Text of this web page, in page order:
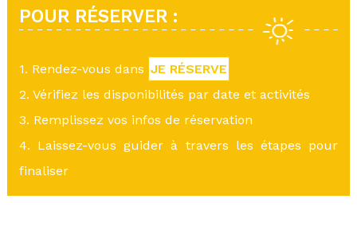
POUR RÉSERVER :
1. Rendez-vous dans JE RÉSERVE
2. Vérifiez les disponibilités par date et activités
3. Remplissez vos infos de réservation
4. Laissez-vous guider à travers les étapes pour
finaliser